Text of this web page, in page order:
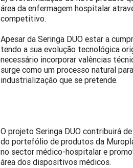
área da enfermagem hospitalar
competitivo.
Apesar da Seringa DUO estar a
tendo a sua evolução tecnológica
necessário incorporar valências
surge como um processo natural
industrialização que se pretende.
O projeto Seringa DUO contribuirá
do portefólio de produtos da
no sector médico-hospitalar e
área dos dispositivos médicos.